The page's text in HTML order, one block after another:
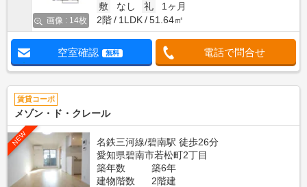
画像 : 14枚
敷
なし 礼
1ヶ月
2階
1LDK 51.64㎡
空室確認 無料 電話で問合せ
賃貸コーポ
メゾン・ド・クレール
NEW
名鉄三河線/碧南駅 徒歩26分
愛知県碧南市若松町2丁目
築年数
築6年
建物階数
2階建